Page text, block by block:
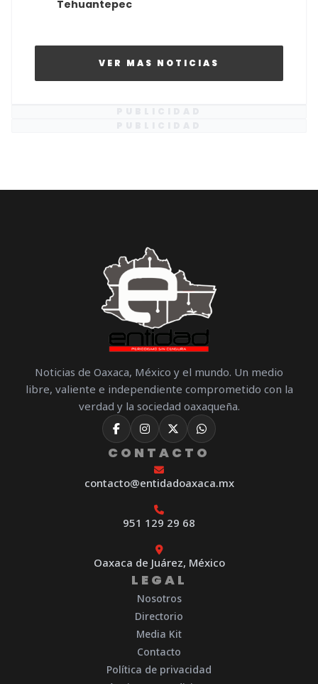
Tehuantepec
VER MAS NOTICIAS
Noticias de Oaxaca, México y el mundo. Un medio
libre, valiente e independiente comprometido con la
verdad y la sociedad oaxaqueña.
CONTACTO
contacto@entidadoaxaca.mx
951 129 29 68
Oaxaca de Juárez, México
LEGAL
Nosotros
Directorio
Media Kit
Contacto
Política de privacidad